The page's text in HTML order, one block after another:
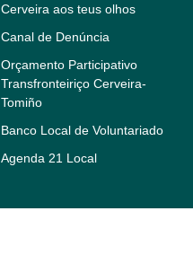
Cerveira aos teus olhos
Canal de Denúncia
Orçamento Participativo
Transfronteiriço Cerveira-
Tomiño
Banco Local de Voluntariado
Agenda 21 Local